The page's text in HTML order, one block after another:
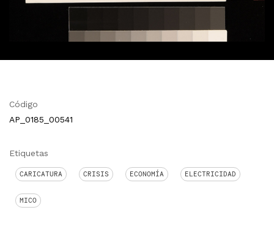
Código
AP_0185_00541
Etiquetas
CARICATURA CRISIS ECONOMÍA ELECTRICIDAD
MICO